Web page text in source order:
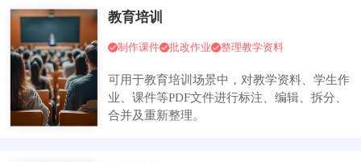
教育培训
制作课件 批改作业 整理教学资料
可用于教育培训场景中，对教学资料、学生作
业、课件等PDF文件进行标注、编辑、拆分、
合并及重新整理。